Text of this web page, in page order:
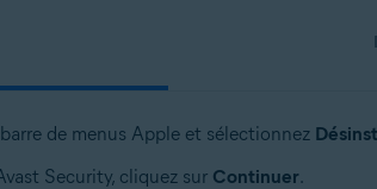
de menus Apple et sélectionnez
Security, cliquez sur Continuer.